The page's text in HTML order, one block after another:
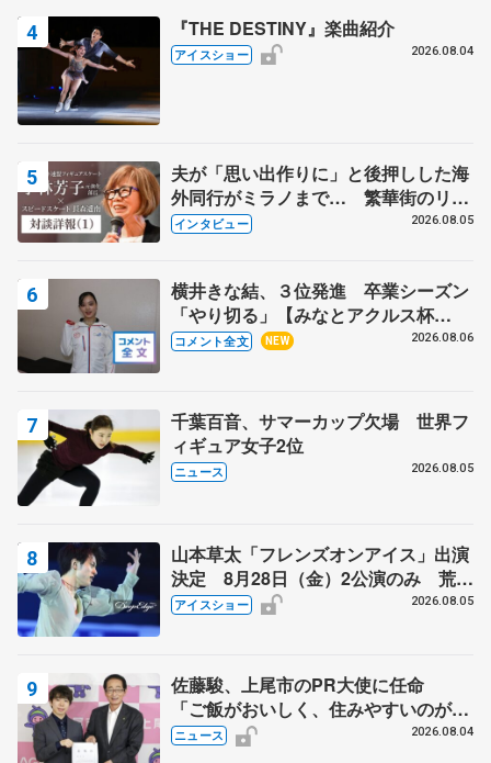
『THE DESTINY』楽曲紹介
アイスショー 2026.08.04
夫が「思い出作りに」と後押しした海
外同行がミラノまで… 繁華街のリン
クでは不良のお兄さんも味方に 小林
インタビュー 2026.08.05
横井きな結、３位発進 卒業シーズン
「やり切る」【みなとアクルス杯
SP】
コメント全文 NEW 2026.08.06
千葉百音、サマーカップ欠場 世界フ
ィギュア女子2位
ニュース 2026.08.05
山本草太「フレンズオンアイス」出演
決定 8月28日（金）2公演のみ 荒川
静香さんプロデュース、20周年のアイ
アイスショー 2026.08.05
佐藤駿、上尾市のPR大使に任命
「ご飯がおいしく、住みやすいのが魅
力」
ニュース 2026.08.04